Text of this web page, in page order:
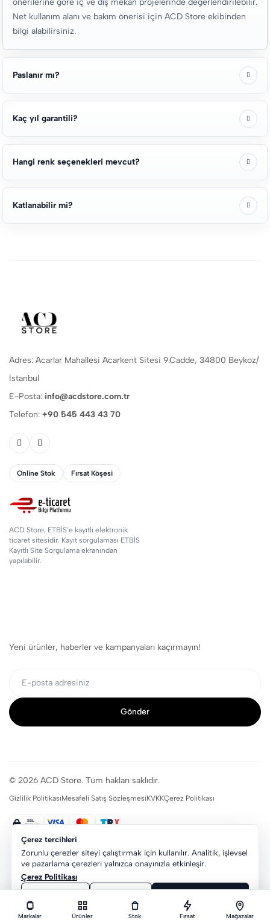
Markalar Ürünler Stok Fırsat Mağazalar
önerilerine göre iç ve dış mekan projelerinde değerlendirilebilir.
Net kullanım alanı ve bakım önerisi için ACD Store ekibinden
bilgi alabilirsiniz.
Paslanır mı?
Kaç yıl garantili?
Hangi renk seçenekleri mevcut?
Katlanabilir mi?
Adres: Acarlar Mahallesi Acarkent Sitesi 9.Cadde, 34800 Beykoz/
İstanbul
E-Posta: info@acdstore.com.tr
Telefon: +90 545 443 43 70
Online Stok Fırsat Köşesi
ACD Store, ETBİS’e kayıtlı elektronik
ticaret sitesidir. Kayıt sorgulaması ETBİS
Kayıtlı Site Sorgulama ekranından
yapılabilir.
Yeni ürünler, haberler ve kampanyaları kaçırmayın!
Gönder
© 2026 ACD Store. Tüm hakları saklıdır.
Gizlilik PolitikasıMesafeli Satış SözleşmesiKVKKÇerez Politikası
Çerez tercihleri
Zorunlu çerezler siteyi çalıştırmak için kullanılır. Analitik, işlevsel
ve pazarlama çerezleri yalnızca onayınızla etkinleşir.
Çerez Politikası